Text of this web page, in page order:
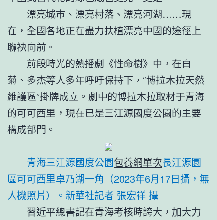
漂亮城市、漂亮村落、漂亮河湖……現
在，全國各地正在盡力扶植漂亮中國的途徑上
聯袂向前。
前段時光的熱播劇《性命樹》中，在白
菊、多杰等人多年呼吁保持下，“博拉木拉天然
維護區”掛牌成立。劇中的博拉木拉取材于青海
的可可西里，現在已是三江源國度公園的主要
構成部門。
青海三江源國度公園包養網單次長江源園
區可可西里卓乃湖一角（2023年6月17日攝，無
人機照片）。新華社記者 張宏祥 攝
習近平總書記在青海考核時誇大，加大力